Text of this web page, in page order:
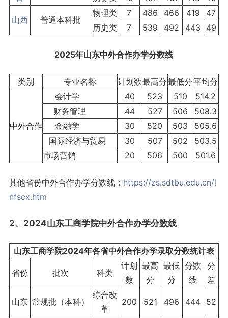
山西 普通本科批
物理类 7 486 466 419
47
历史类
7 539 492 443 49
2025年山东中外合作办学分数线
类别 专业名称 计划数最高分最低分平均分
中外合作
会计学 40 523 510
514.2
财务管理
44 527 506
508.3
金融学
30 520 503
505.6
国际经济与贸易
30 507 502
503.5
市场营销
20 506 500 501.6
其他省份中外合作办学分数线： https://zs.sdtbu.edu.cn/l
nfscx.htm
2、2024山东工商学院中外合作办学分数线
山东工商学院2024年各省中外合作办学录取分数统计表
省份 批次 科类
计划
数
最高
分
最低
分
分数
线
分
差
山东 常规批（本科）
综合改
革
200 521 496 444 52